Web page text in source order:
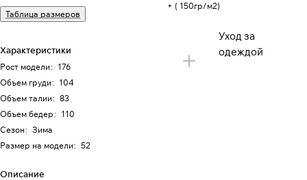
Таблица размеров
Характеристики
Рост модели: 176
Объем груди: 104
Объем талии: 83
Объем бедер: 110
Сезон: Зима
Размер на модели: 52
Описание
+ ( 150гр/м2)
Уход за
одеждой